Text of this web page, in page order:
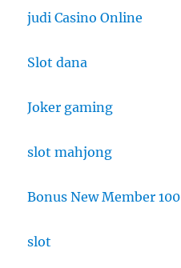
judi Casino Online
Slot dana
Joker gaming
slot mahjong
Bonus New Member 100
slot